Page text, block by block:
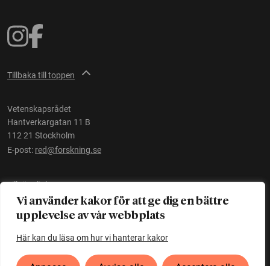
Vi använder kakor för att ge dig en bättre
upplevelse av vår webbplats
Här kan du läsa om hur vi hanterar kakor
Tillbaka till toppen
Vetenskapsrådet
Hantverkargatan 11 B
112 21 Stockholm
E-post: red@forskning.se
Tillgänglighet
Ett initiativ avVetenskapsrådet